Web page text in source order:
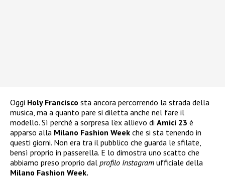
Oggi Holy Francisco sta ancora percorrendo la strada della
musica, ma a quanto pare si diletta anche nel fare il
modello. Sì perché a sorpresa l’ex allievo di Amici 23 è
apparso alla Milano Fashion Week che si sta tenendo in
questi giorni. Non era tra il pubblico che guarda le sfilate,
bensì proprio in passerella. E lo dimostra uno scatto che
abbiamo preso proprio dal profilo Instagram ufficiale della
Milano Fashion Week.